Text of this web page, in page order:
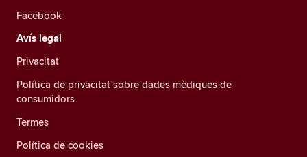
Facebook
Avís legal
Privacitat
Política de privacitat sobre dades mèdiques de
consumidors
Termes
Política de cookies